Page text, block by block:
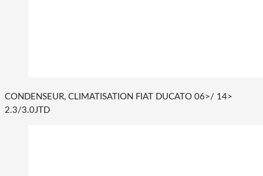
CONDENSEUR, CLIMATISATION FIAT DUCATO 06>/ 14>
2.3/3.0JTD